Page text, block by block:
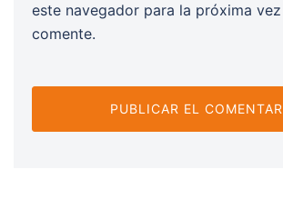
este navegador para la próxima
comente.